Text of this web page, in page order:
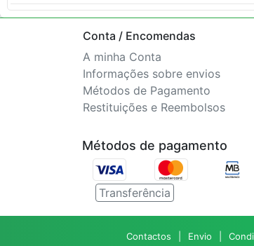
Conta / Encomendas
A minha Conta
Informações sobre envios
Métodos de Pagamento
Restituições e Reembolsos
Métodos de pagamento
Transferência
Contactos Envio